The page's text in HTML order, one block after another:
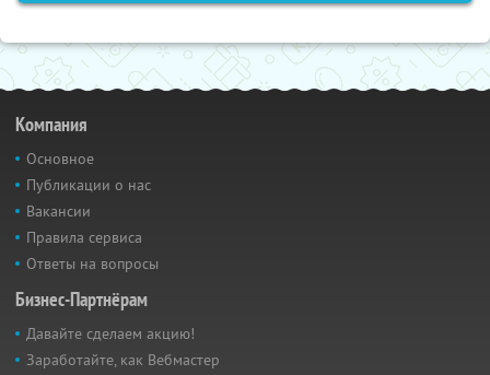
Компания
Основное
Публикации о нас
Вакансии
Правила сервиса
Ответы на вопросы
Бизнес-Партнёрам
Давайте сделаем акцию!
Заработайте, как Вебмастер